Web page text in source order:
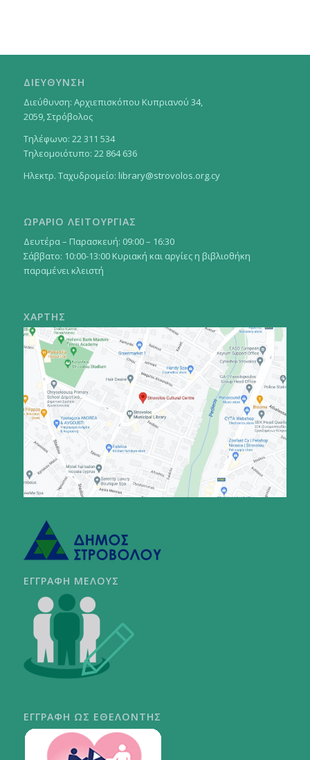
ΔΙΕΥΘΥΝΣΗ
Διεύθυνση: Αρχιεπισκόπου Κυπριανού 34,
2059, Στρόβολος
Τηλέφωνο: 22 311 534
Τηλεομοιότυπο: 22 864 636
Ηλεκτρ. Ταχυδρομείο: library@strovolos.org.cy
ΩΡΑΡΙΟ ΛΕΙΤΟΥΡΓΙΑΣ
Δευτέρα – Παρασκευή: 09:00 – 16:30
Σάββατο: 10:00-13:00 Κυριακή και αργίες η βιβλιοθήκη
παραμένει κλειστή
ΧΑΡΤΗΣ
ΕΓΓΡΑΦΗ ΜΕΛΟΥΣ
ΕΓΓΡΑΦΗ ΩΣ ΕΘΕΛΟΝΤΗΣ